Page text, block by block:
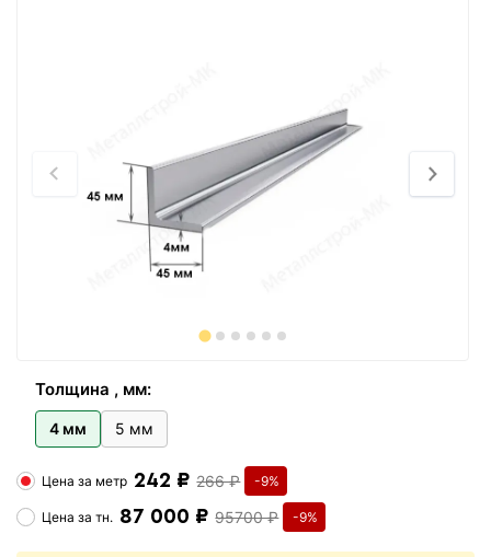
Толщина , мм:
4 мм 5 мм
Цена за метр 242 ₽ 266 ₽ -9%
Цена затн. 87 000 ₽ 95700 ₽ -9%